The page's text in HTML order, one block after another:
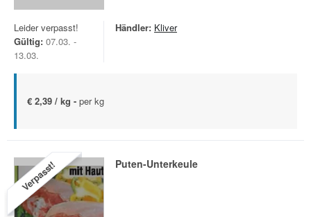
Leider verpasst!
Gültig: 07.03. -
13.03.
Händler: Kliver
€ 2,39 / kg - per kg
Verpasst! Puten-Unterkeule